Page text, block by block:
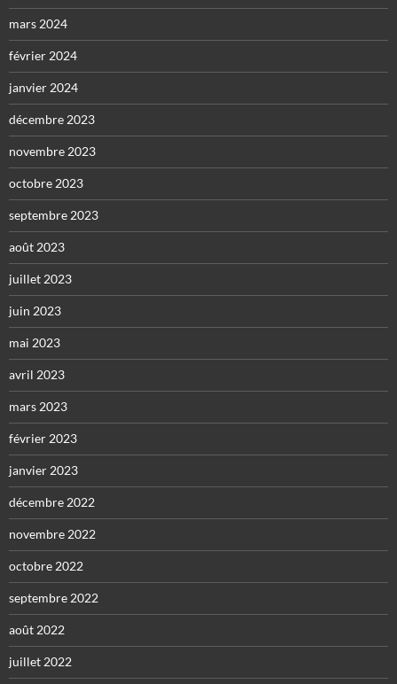
mars 2024
février 2024
janvier 2024
décembre 2023
novembre 2023
octobre 2023
septembre 2023
août 2023
juillet 2023
juin 2023
mai 2023
avril 2023
mars 2023
février 2023
janvier 2023
décembre 2022
novembre 2022
octobre 2022
septembre 2022
août 2022
juillet 2022